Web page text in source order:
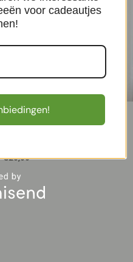
Philodendron – Pink Princess –
P19
€29,99
voor cadeautjes